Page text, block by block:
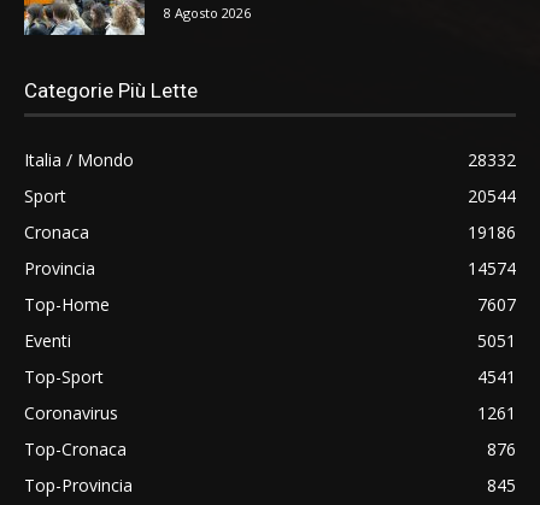
8 Agosto 2026
Categorie Più Lette
Italia / Mondo
28332
Sport
20544
Cronaca
19186
Provincia
14574
Top-Home
7607
Eventi
5051
Top-Sport
4541
Coronavirus
1261
Top-Cronaca
876
Top-Provincia
845